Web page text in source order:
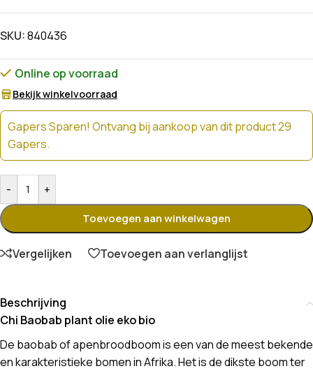
SKU:840436
Online op voorraad
Bekijk winkelvoorraad
Gapers Sparen! Ontvang bij aankoop van dit product 29
Gapers.
- +
Toevoegen aan winkelwagen
Vergelijken Toevoegen aan verlanglijst
Beschrijving
Chi Baobab plant olie eko bio
De baobab of apenbroodboom is een van de meest bekende
en karakteristieke bomen in Afrika. Het is de dikste boom ter